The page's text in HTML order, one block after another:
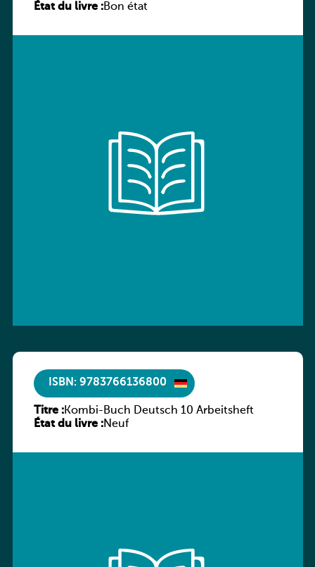
Sprachbuch
État du livre :Bon état
ISBN: 9783766136800
Titre :Kombi-Buch Deutsch 10 Arbeitsheft
État du livre :Neuf